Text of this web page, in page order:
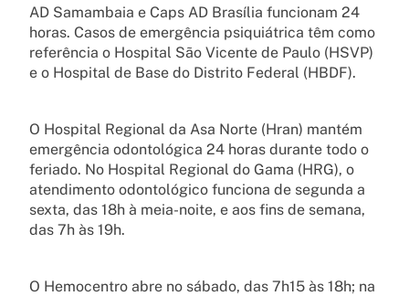
AD Samambaia e Caps AD Brasília funcionam 24
horas. Casos de emergência psiquiátrica têm como
referência o Hospital São Vicente de Paulo (HSVP)
e o Hospital de Base do Distrito Federal (HBDF).
O Hospital Regional da Asa Norte (Hran) mantém
emergência odontológica 24 horas durante todo o
feriado. No Hospital Regional do Gama (HRG), o
atendimento odontológico funciona de segunda a
sexta, das 18h à meia-noite, e aos fins de semana,
das 7h às 19h.
O Hemocentro abre no sábado, das 7h15 às 18h; na